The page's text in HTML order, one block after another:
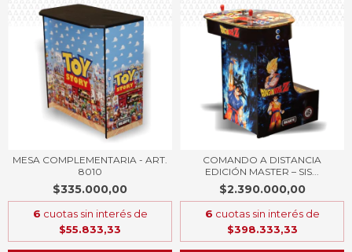
MESA COMPLEMENTARIA - ART.
8010
$335.000,00
6 cuotas sin interés de
$55.833,33
COMANDO A DISTANCIA
EDICIÓN MASTER – SIS...
$2.390.000,00
6 cuotas sin interés de
$398.333,33